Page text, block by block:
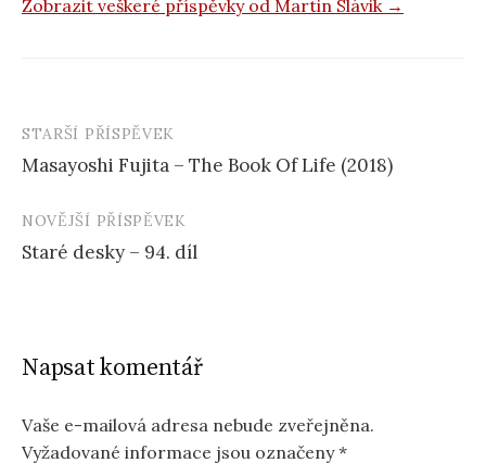
Zobrazit veškeré příspěvky od Martin Slávik →
Navigace
příspěvku
STARŠÍ PŘÍSPĚVEK
Masayoshi Fujita – The Book Of Life (2018)
NOVĚJŠÍ PŘÍSPĚVEK
Staré desky – 94. díl
Napsat komentář
Vaše e-mailová adresa nebude zveřejněna.
Vyžadované informace jsou označeny*